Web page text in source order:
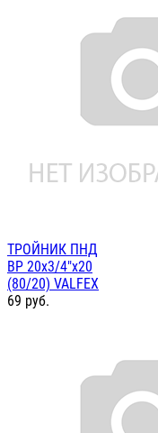
ТРОЙНИК ПНД
ВР 20х3/4"х20
(80/20) VALFEX
69 руб.